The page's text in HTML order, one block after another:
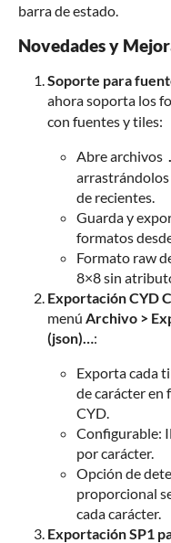
barra de estado.
Novedades y
Soporte para
ahora soporta los
con fuentes y tiles:
Abre archivos
arrastrándolos
de recientes.
Guarda y
formatos
Formato raw
8×8 sin
Exportación CYD
menú Archivo >
(json)… :
Exporta cada
de carácter en
CYD.
Configurable:
por carácter.
Opción de
proporcional
cada carácter.
Exportación SP1